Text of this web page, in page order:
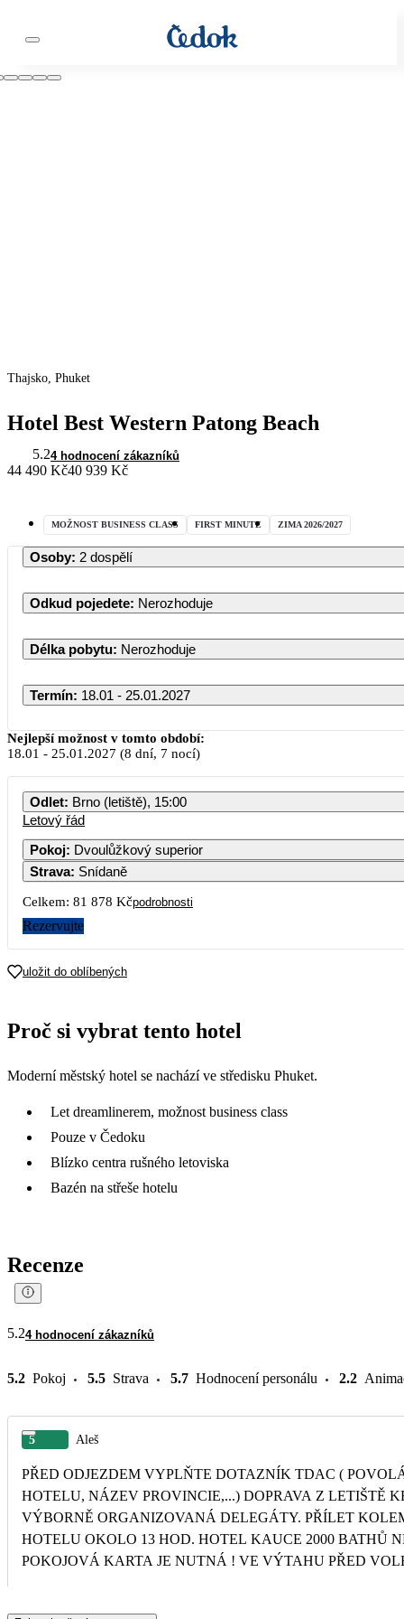
Thajsko, Phuket
Hotel Best Western Patong Beach
5.24 hodnocení zákazníků
44 490 Kč40 939 Kč
MOŽNOST BUSINESS CLASS FIRST MINUTE ZIMA 2026/2027
Osoby: 2 dospělí
Odkud pojedete: Nerozhoduje
Délka pobytu: Nerozhoduje
Termín: 18.01 - 25.01.2027
Leden 2027
PO ÚT ST ČT PÁ SO
Nejlepší možnost v tomto období:
18.01 - 25.01.2027 (8 dní, 7 nocí)
Odlet: Brno (letiště), 15:00
Letový řád
Pokoj: Dvoulůžkový superior
Strava: Snídaně
Celkem: 81 878 Kčpodrobnosti
Rezervujte
uložit do oblíbených
Proč si vybrat tento hotel
Moderní městský hotel se nachází ve středisku Phuket.
Let dreamlinerem, možnost business class
Pouze v Čedoku
Blízko centra rušného letoviska
Bazén na střeše hotelu
Recenze
5.24 hodnocení zákazníků
5.2 Pokoj 5.5 Strava 5.7 Hodnocení personálu 2.2
5 Aleš
PŘED ODJEZDEM VYPLŇTE DOTAZNÍK TDAC (
HOTELU, NÁZEV PROVINCIE,...) DOPRAVA Z LETIŠTĚ
VÝBORNĚ ORGANIZOVANÁ DELEGÁTY. PŘÍLET
HOTELU OKOLO 13 HOD. HOTEL KAUCE 2000 BATHŮ
POKOJOVÁ KARTA JE NUTNÁ ! VE VÝTAHU PŘED